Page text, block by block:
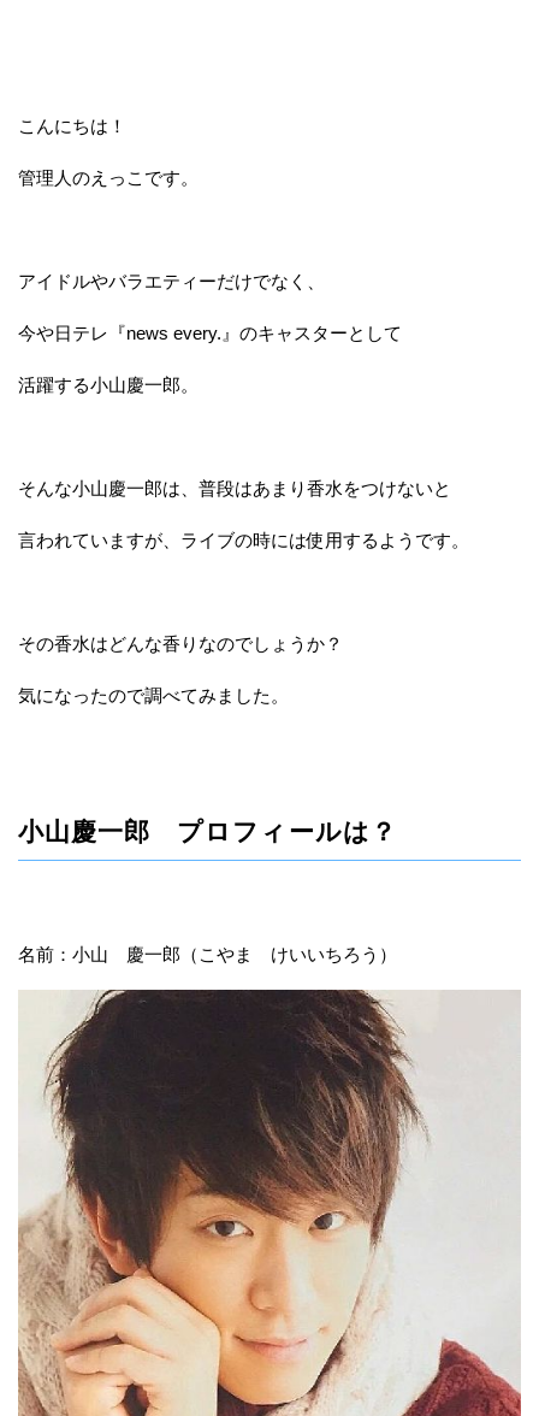
こんにちは！
管理人のえっこです。
アイドルやバラエティーだけでなく、
今や日テレ『news every.』のキャスターとして
活躍する小山慶一郎。
そんな小山慶一郎は、普段はあまり香水をつけないと
言われていますが、ライブの時には使用するようです。
その香水はどんな香りなのでしょうか？
気になったので調べてみました。
小山慶一郎 プロフィールは？
名前：小山 慶一郎（こやま けいいちろう）